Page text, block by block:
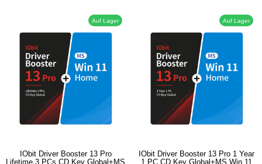
Auf Lager
IObit Driver Booster 13 Pro
Lifetime 3 PCs CD Key Global+MS
Auf Lager
IObit Driver Booster 13 Pro 1 Year
1 PC CD Key Global+MS Win 11